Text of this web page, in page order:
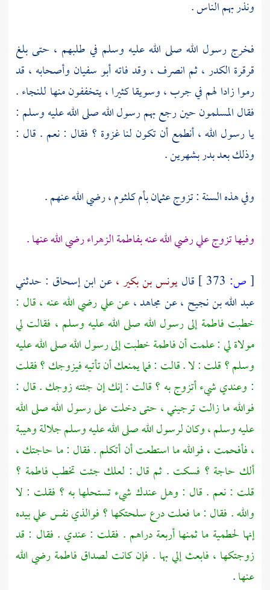
ونذر بهم الناس .
فخرج رسول الله صلى الله عليه وسلم في طلبهم ، حتى بلغ
قرقرة الكدر ،ثم انصرف ، وقد فاتهأبو سفيان وأصحابه ، قد
رموا زادا لهم في جرب ، وسويقا كثيرا ، يتخففون منها للنجاء .
فقال المسلمون حين رجع بهم رسول الله صلى الله عليه وسلم :
يا رسول الله ، أنطمع أن تكون لنا غزوة ؟ فقال : نعم . قال :
وذلك بعدبدربشهرين .
وفي هذه السنة : تزوجعثمانبأم كلثوم ،رضي الله عنهم .
وفيها تزوجعليرضي الله عنهبفاطمةالزهراء رضي الله عنها .
[ص: قاليونس بن بكير ،عنابن إسحاق : حدثني
عبد الله بن نجيح ،عنمجاهد ،عنعليرضي الله عنه ، قال :
خطبت فاطمةإلى رسول الله صلى الله عليه وسلم ، فقالت لي
مولاة لي : علمت أنفاطمةخطبت إلى رسول الله صلى الله عليه
وسلم ؟ قلت : لا . قالت : فما يمنعك أن تأتيه فيزوجك ؟ فقلت
: وعندي شيء أتزوج به ؟ قالت : إنك إن جئته زوجك . قال :
فوالله ما زالت ترجيني ، حتى دخلت على رسول الله صلى الله
عليه وسلم ، وكان لرسول الله صلى الله عليه وسلم جلالة وهيبة
، فأفحمت ، فوالله ما استطعت أن أتكلم . فقال : ما حاجتك ،
ألك حاجة ؟ فسكت . ثم قال : لعلك جئت تخطب فاطمة ؟
قلت : نعم . قال : وهل عندك شيء تستحلها به ؟ فقلت : لا
والله . فقال : ما فعلت درع سلحتكها ؟ فوالذي نفسعليبيده
إنها لحطمية ما ثمنها أربعة دراهم . فقلت : عندي . فقال : قد
زوجتكها ، فابعث إلي بها . فإن كانت لصداق فاطمةرضي الله
عنها.